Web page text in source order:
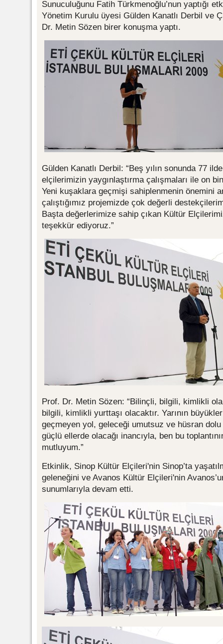
Sunuculuğunu Fatih Türkmenoğlu’nun yaptığı
Yönetim Kurulu üyesi Gülden Kanatlı Derbil ve
Dr. Metin Sözen birer konuşma yaptı.
Gülden Kanatlı Derbil: “Beş yılın sonunda 77
elçilerimizin yaygınlaştırma çalışmaları ile on
Yeni kuşaklara geçmişi sahiplenmenin önemini
çalıştığımız projemizde çok değerli
Başta değerlerimize sahip çıkan Kültür
teşekkür ediyoruz.”
Prof. Dr. Metin Sözen: “Bilinçli, bilgili, kimlikli
bilgili, kimlikli yurttaşı olacaktır. Yarının
geçmeyen yol, geleceği umutsuz ve hüsran dolu
güçlü ellerde olacağı inancıyla, ben bu
mutluyum.”
Etkinlik, Sinop Kültür Elçileri'nin Sinop’ta
geleneğini ve Avanos Kültür Elçileri'nin
sunumlarıyla devam etti.